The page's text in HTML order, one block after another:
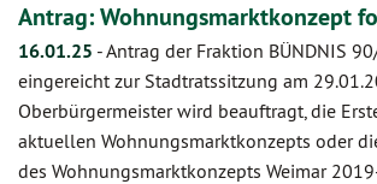
Antrag: Wohnungsmarktkonzept
16.01.25 -Antrag der Fraktion BÜNDNIS
eingereicht zur Stadtratssitzung am
Oberbürgermeister wird beauftragt, die
aktuellen Wohnungsmarktkonzepts oder
des Wohnungsmarktkonzepts Weimar